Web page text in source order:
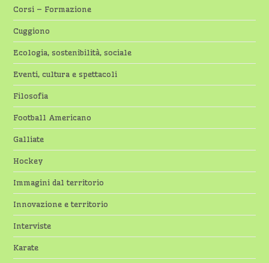
Corsi – Formazione
Cuggiono
Ecologia, sostenibilità, sociale
Eventi, cultura e spettacoli
Filosofia
Football Americano
Galliate
Hockey
Immagini dal territorio
Innovazione e territorio
Interviste
Karate